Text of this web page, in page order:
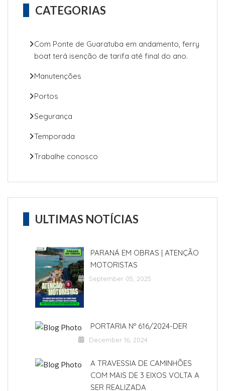
CATEGORIAS
Com Ponte de Guaratuba em andamento, ferry
boat terá isenção de tarifa até final do ano.
Manutenções
Portos
Segurança
Temporada
Trabalhe conosco
ULTIMAS NOTÍCIAS
PARANÁ EM OBRAS | ATENÇÃO
MOTORISTAS
September 05, 2025
PORTARIA Nº 616/2024-DER
December 16, 2024
A TRAVESSIA DE CAMINHÕES
COM MAIS DE 3 EIXOS VOLTA A
SER REALIZADA